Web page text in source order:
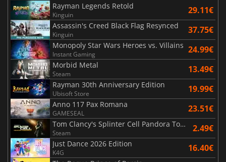
Rayman Legends Retold
Kinguin 29.11€
Assassin's Creed Black Flag Resynced
Kinguin 37.75€
Monopoly Star Wars Heroes vs. Villains
Instant Gaming 24.99€
Morbid Metal
Steam 13.49€
Rayman 30th Anniversary Edition
Ubisoft Store 19.99€
Anno 117 Pax Romana
GAMESEAL 23.51€
Tom Clancy's Splinter Cell Pandora Tomorrow
Steam 2.49€
Just Dance 2026 Edition
K4G 16.40€